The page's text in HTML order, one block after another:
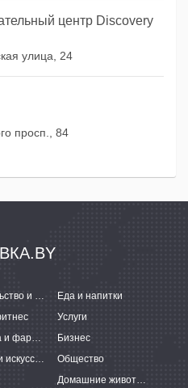
центр Discovery
улица, 24
просп., 84
Строительство и ремонт
Еда и напитки
Услуги
Медицина и фармацевтика
Бизнес
Культура и искусство
Общество
Домашние животные